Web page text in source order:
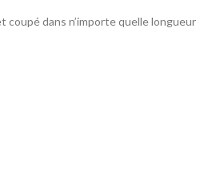
coupé dans n’importe quelle longueur